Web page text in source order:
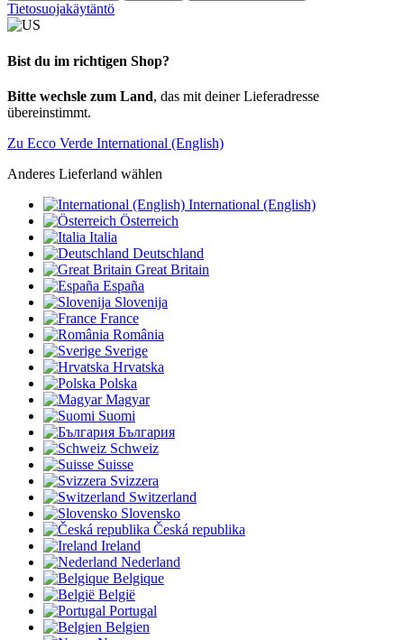
Tietosuojakäytäntö
Bist du im richtigen Shop?
Bitte wechsle zum Land, das mit deiner Lieferadresse
übereinstimmt.
Zu Ecco Verde International (English)
Anderes Lieferland wählen
International (English)
Österreich
Italia
Deutschland
Great Britain
España
Slovenija
France
România
Sverige
Hrvatska
Polska
Magyar
Suomi
България
Schweiz
Suisse
Svizzera
Switzerland
Slovensko
Česká republika
Ireland
Nederland
Belgique
België
Portugal
Belgien